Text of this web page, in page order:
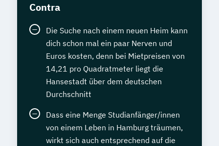
Contra
Die Suche nach einem neuen Heim kann
dich schon mal ein paar Nerven und
Euros kosten, denn bei Mietpreisen von
14,21 pro Quadratmeter liegt die
Hansestadt über dem deutschen
Durchschnitt
Dass eine Menge Studianfänger/innen
von einem Leben in Hamburg träumen,
wirkt sich auch entsprechend auf die